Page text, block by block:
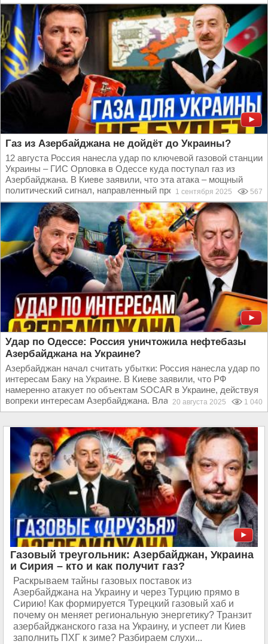
Газ из Азербайджана не дойдёт до Украины?
12 августа Россия нанесла удар по ключевой газовой станции
Украины – ГИС Орловка в Одессе куда поступал газ из
Азербайджана. В Киеве заявили, что эта атака – мощный
политический сигнал, направленный против...1 сентября 2025 567
Удар по Одессе: Россия уничтожила нефтебазы
Азербайджана на Украине?
Азербайджан начал считать убытки: Россия нанесла удар по
интересам Баку на Украине. В Киеве заявили, что РФ
намеренно атакует по объектам SOCAR в Украине, действуя
вопреки интересам Азербайджана. Власти...20 августа 2025 1 040
Газовый треугольник: Азербайджан, Украина
и Сирия – кто и как получит газ?
Раскрываем тайны газовых поставок из
Азербайджана на Украину и через Турцию прямо в
Сирию! Как формируется Турецкий газовый хаб и
почему он меняет региональную энергетику? Транзит
азербайджанского газа на Украину, и успеет ли Киев
заполнить ПХГ к зиме? Разбираем слухи...